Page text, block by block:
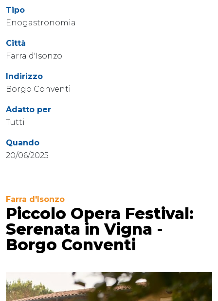
Tipo
Enogastronomia
Città
Farra d'Isonzo
Indirizzo
Borgo Conventi
Adatto per
Tutti
Quando
20/06/2025
Farra d'Isonzo
Piccolo Opera Festival:
Serenata in Vigna -
Borgo Conventi